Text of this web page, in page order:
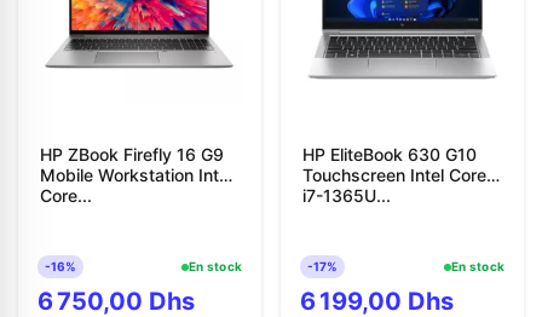
HP ZBook Firefly 16 G9
Mobile Workstation Intel
Core...
-16% En stock
6 750,00 Dhs
HP EliteBook 630 G10
Touchscreen Intel Core
i7-1365U...
-17% En stock
6 199,00 Dhs